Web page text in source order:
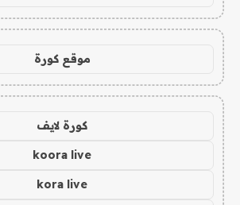
موقع كورة
كورة لايف
koora live
kora live